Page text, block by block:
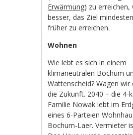
Erwärmung) zu erreichen,
besser, das Ziel
früher zu erreichen.
Wohnen
Wie lebt es sich in einem
klimaneutralen Bochum
Wattenscheid? Wagen wir
die Zukunft. 2040 – die 4-
Familie Nowak lebt im
eines 6-Parteien
Bochum-Laer. Vermieter